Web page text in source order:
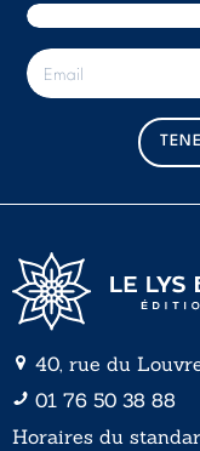
E
-
m
40, rue du
01 76 50 38 88
Horaires du